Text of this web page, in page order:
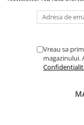
Vreau sa
magazinului.